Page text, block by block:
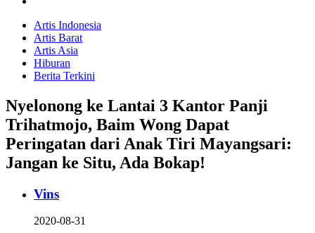
Artis Indonesia
Artis Barat
Artis Asia
Hiburan
Berita Terkini
Nyelonong ke Lantai 3 Kantor Panji
Trihatmojo, Baim Wong Dapat
Peringatan dari Anak Tiri Mayangsari:
Jangan ke Situ, Ada Bokap!
Vins
2020-08-31